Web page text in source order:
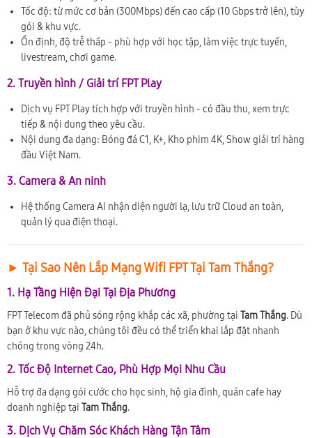
Tốc độ: từ mức cơ bản (300Mbps) đến cao cấp (10 Gbps trở lên), tùy
gói & khu vực.
Ổn định, độ trễ thấp - phù hợp với học tập, làm việc trực tuyến,
livestream, chơi game.
2. Truyền hình / Giải trí FPT Play
Dịch vụ FPT Play tích hợp với truyền hình - có đầu thu, xem trực
tiếp & nội dung theo yêu cầu.
Nội dung đa dạng: Bóng đá C1, K+, Kho phim 4K, Show giải trí hàng
đầu Việt Nam.
3. Camera & An ninh
Hệ thống Camera AI nhận diện người lạ, lưu trữ Cloud an toàn,
quản lý qua điện thoại.
► Tại Sao Nên Lắp Mạng Wifi FPT Tại Tam Thắng?
1. Hạ Tầng Hiện Đại Tại Địa Phương
FPT Telecom đã phủ sóng rộng khắp các xã, phường tại Tam Thắng. Dù
bạn ở khu vực nào, chúng tôi đều có thể triển khai lắp đặt nhanh
chóng trong vòng 24h.
2. Tốc Độ Internet Cao, Phù Hợp Mọi Nhu Cầu
Hỗ trợ đa dạng gói cước cho học sinh, hộ gia đình, quán cafe hay
doanh nghiệp tại Tam Thắng.
3. Dịch Vụ Chăm Sóc Khách Hàng Tận Tâm